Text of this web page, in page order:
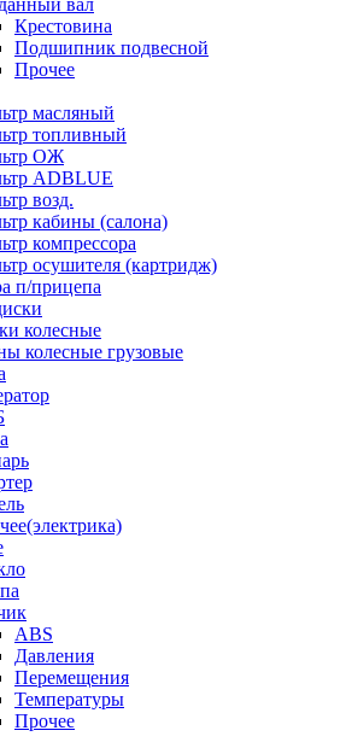
вал
Крестовина
Подшипник подвесной
Прочее
масляный
топливный
ОЖ
ADBLUE
возд.
кабины (салона)
компрессора
осушителя (картридж)
п/прицепа
колесные
колесные грузовые
ABS
Давления
Перемещения
Температуры
Прочее